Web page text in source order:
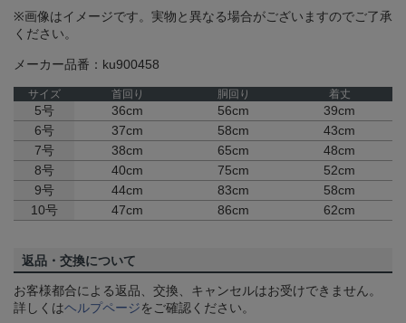
※画像はイメージです。実物と異なる場合がございますのでご了承
ください。
メーカー品番：ku900458
サイズ 首回り 胴回り 着丈
5号 36cm 56cm
39cm
6号
37cm 58cm
43cm
7号
38cm 65cm
48cm
8号
40cm 75cm
52cm
9号
44cm 83cm
58cm
10号
47cm 86cm 62cm
返品・交換について
お客様都合による返品、交換、キャンセルはお受けできません。
詳しくはヘルプページをご確認ください。